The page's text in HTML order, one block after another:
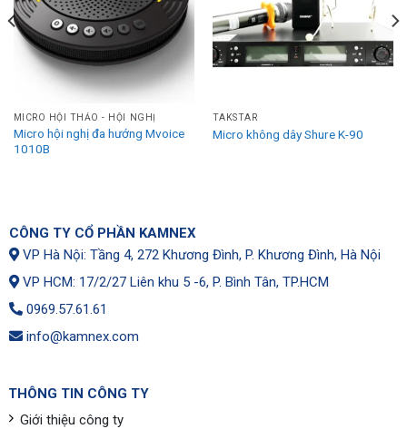
MICRO HỘI THẢO - HỘI NGHỊ
Micro hội nghị đa hướng Mvoice
1010B
TAKSTAR
Micro không dây Shure K-90
CÔNG TY CỔ PHẦN KAMNEX
VP Hà Nội: Tầng 4, 272 Khương Đình, P. Khương Đình, Hà Nội
VP HCM: 17/2/27 Liên khu 5 -6, P. Bình Tân, TP.HCM
0969.57.61.61
info@kamnex.com
THÔNG TIN CÔNG TY
Giới thiệu công ty